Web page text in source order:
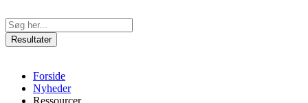
til
indhold
Search
...Resultater
Forside
Nyheder
Ressourcer